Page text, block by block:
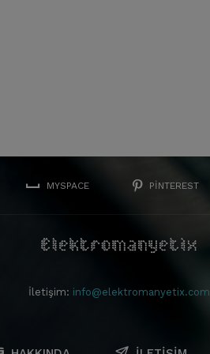
MYSPACE PINTEREST
İletişim: info@elektromanyetix.com